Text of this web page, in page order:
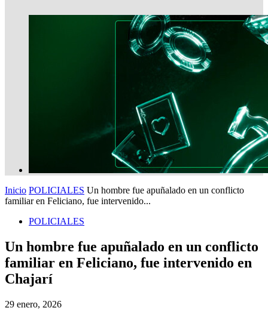
Inicio POLICIALES Un hombre fue apuñalado en un conflicto
familiar en Feliciano, fue intervenido...
POLICIALES
Un hombre fue apuñalado en un conflicto
familiar en Feliciano, fue intervenido en
Chajarí
29 enero, 2026